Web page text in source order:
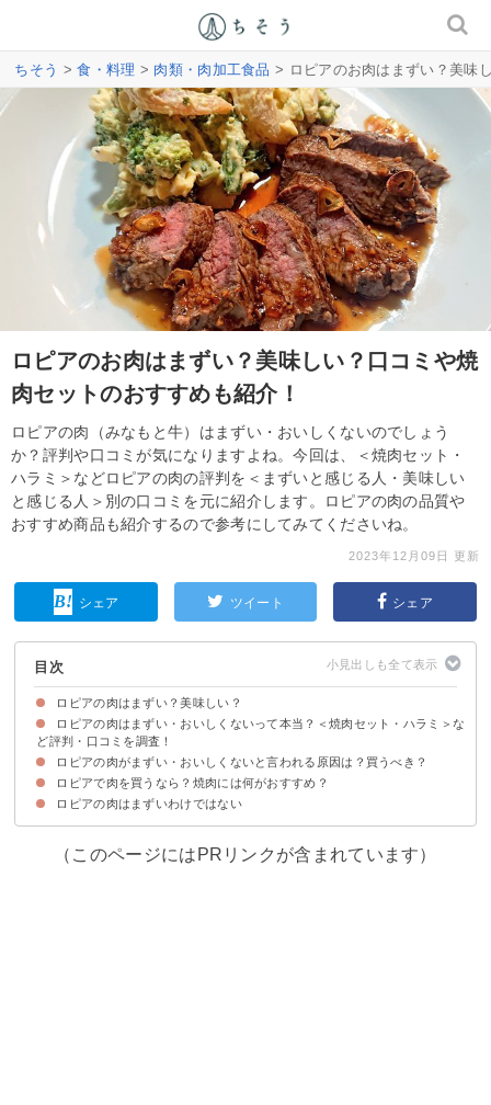
ちそう >食・料理 > 肉類・肉加工食品 > ロピアのお肉はまずい？美味
ロピアのお肉はまずい？美味しい？口コミや焼
肉セットのおすすめも紹介！
ロピアの肉（みなもと牛）はまずい・おいしくないのでしょう
か？評判や口コミが気になりますよね。今回は、＜焼肉セット・
ハラミ＞などロピアの肉の評判を＜まずいと感じる人・美味しい
と感じる人＞別の口コミを元に紹介します。ロピアの肉の品質や
おすすめ商品も紹介するので参考にしてみてくださいね。
2023年12月09日 更新
シェア ツイート シェア
目次
ロピアの肉はまずい？美味しい？
ロピアの肉はまずい・おいしくないって本当？＜焼肉セット・ハラミ＞な
ど評判・口コミを調査！
ロピアの肉がまずいと感じる人の口コミ
ロピアの肉が美味しいと感じる人の口コミ
ロピアの肉がまずい・おいしくないと言われる原因は？買うべき？
①商品によっては臭みのある肉がある
②値段が安いためまずい・品質が悪そうという不安
ロピアで肉を買うなら？焼肉には何がおすすめ？
①牛生ハラミ焼肉用（米国産）（税抜1,596円）
②ロピア焼肉セット（並盛）（税抜1,580円）
③みなもと牛リブロースステーキ用千葉県産（ブロック）（税抜3,386円）
ロピアの肉はまずいわけではない
（このページにはPRリンクが含まれています）